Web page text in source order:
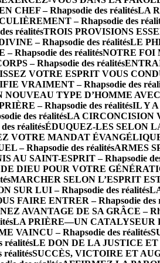
CHEF – Rhapsodie des réalitésLA
– Rhapsodie des
réalitésTROIS PROVISIONS
– Rhapsodie des réalitésLE
Rhapsodie des réalitésNOTRE FOI
– Rhapsodie des réalités
VOTRE ESPRIT VOUS
VRAIMENT – Rhapsodie des
NOUVEAU TYPE D’HOMME
– Rhapsodie des réalitésIL Y A
des réalitésLA CIRCONCISION
réalitésÉDUQUEZ-LES SELON
VOTRE MANDAT
– Rhapsodie des réalitésARMES
AU SAINT-ESPRIT – Rhapsodie
DIEU POUR VOTRE
MARCHER SELON L’ESPRIT
SUR LUI – Rhapsodie des réalités
FAIRE ENTRER – Rhapsodie des
AVANTAGE DE SA GRÂCE –
LA PRIÈRE—UN CATALYSEUR
VAINCU – Rhapsodie des réalités
réalitésLE DON DE LA JUSTICE ET
réalitésSUCCÈS, VICTOIRE ET